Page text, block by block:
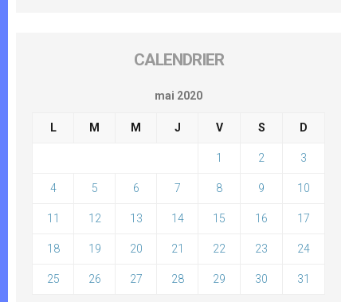
CALENDRIER
mai 2020
L M M J V S D
1 2 3
4 5 6 7 8 9 10
11 12 13 14 15 16 17
18 19 20 21 22 23 24
25 26 27 28 29 30 31